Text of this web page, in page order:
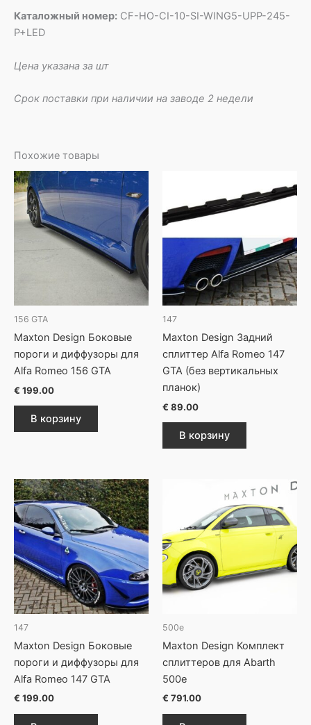
Каталожный номер: CF-HO-CI-10-SI-WING5-UPP-245-
P+LED
Цена указана за шт
Срок поставки при наличии на заводе 2 недели
Похожие товары
156 GTA
Maxton Design Боковые
пороги и диффузоры для
Alfa Romeo 156 GTA
€ 199.00
В корзину
147
Maxton Design Задний
сплиттер Alfa Romeo 147
GTA (без вертикальных
планок)
€ 89.00
В корзину
147
Maxton Design Боковые
пороги и диффузоры для
Alfa Romeo 147 GTA
€ 199.00
500e
Maxton Design Комплект
сплиттеров для Abarth
500e
€ 791.00